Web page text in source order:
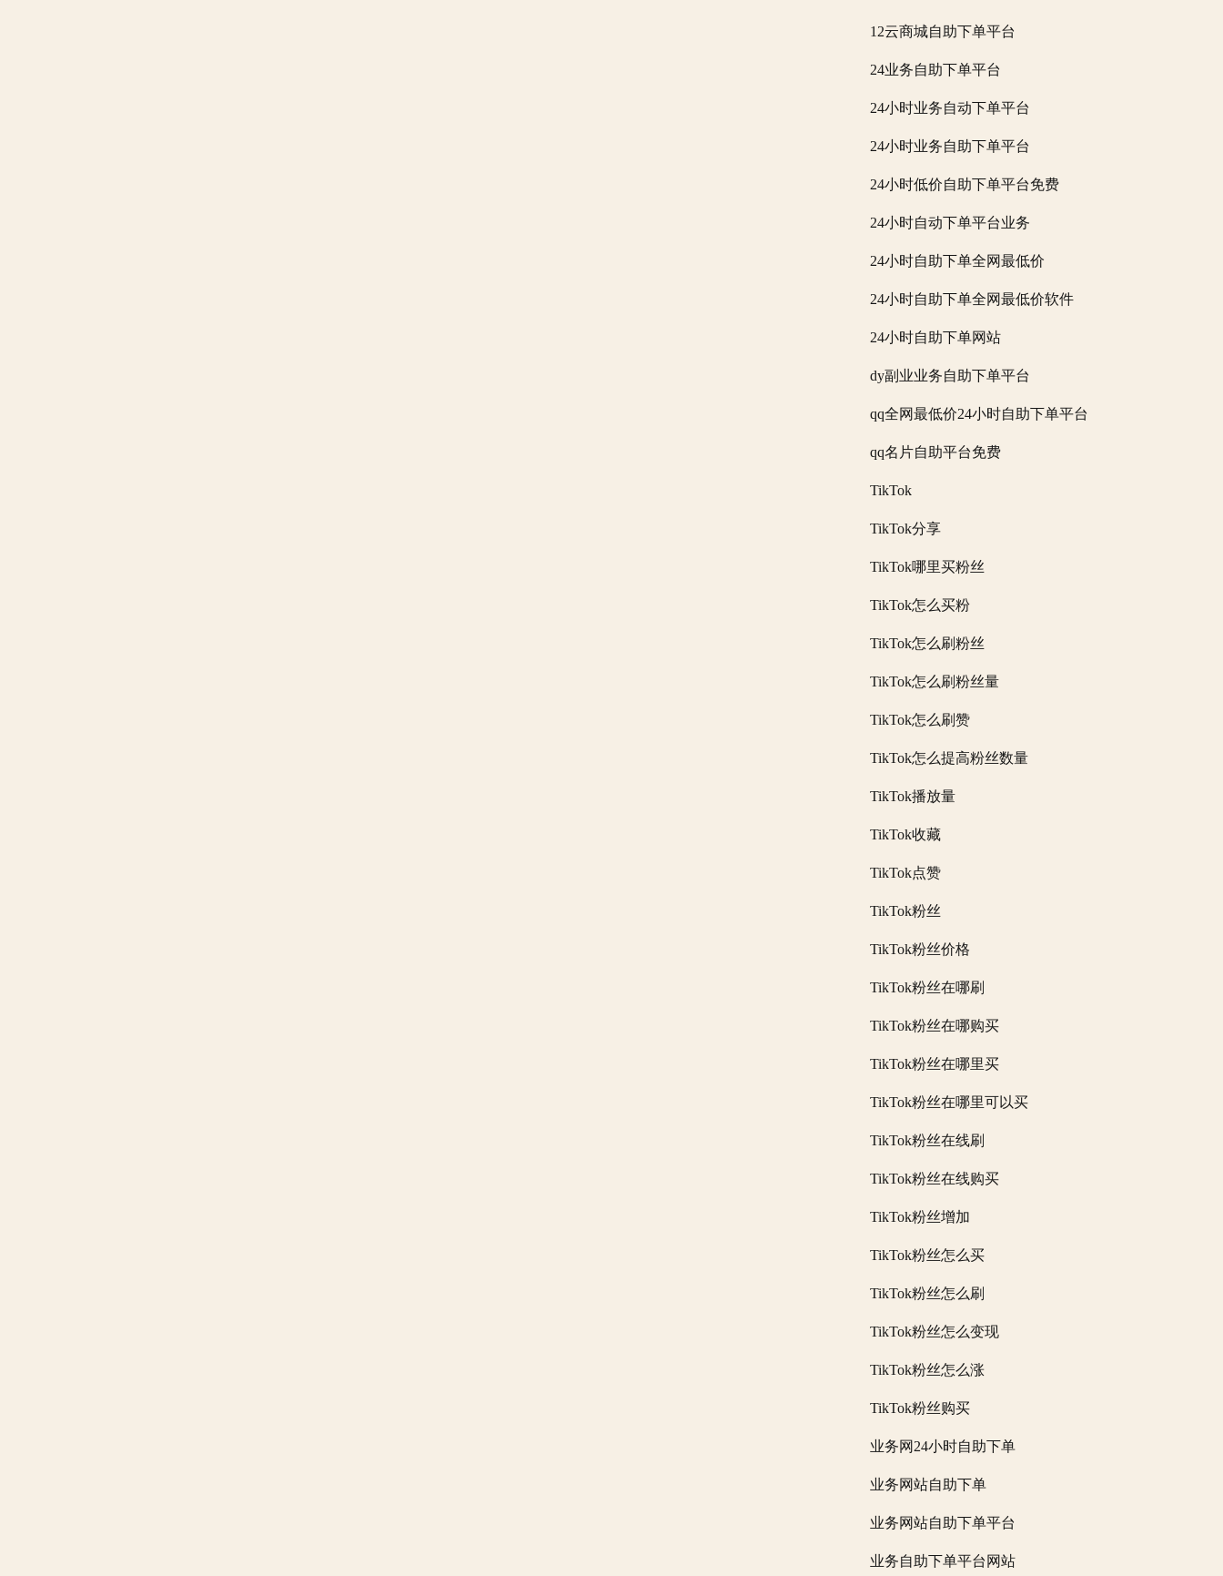
12云商城自助下单平台
24业务自助下单平台
24小时业务自动下单平台
24小时业务自助下单平台
24小时低价自助下单平台免费
24小时自动下单平台业务
24小时自助下单全网最低价
24小时自助下单全网最低价软件
24小时自助下单网站
dy副业业务自助下单平台
qq全网最低价24小时自助下单平台
qq名片自助平台免费
TikTok
TikTok分享
TikTok哪里买粉丝
TikTok怎么买粉
TikTok怎么刷粉丝
TikTok怎么刷粉丝量
TikTok怎么刷赞
TikTok怎么提高粉丝数量
TikTok播放量
TikTok收藏
TikTok点赞
TikTok粉丝
TikTok粉丝价格
TikTok粉丝在哪刷
TikTok粉丝在哪购买
TikTok粉丝在哪里买
TikTok粉丝在哪里可以买
TikTok粉丝在线刷
TikTok粉丝在线购买
TikTok粉丝增加
TikTok粉丝怎么买
TikTok粉丝怎么刷
TikTok粉丝怎么变现
TikTok粉丝怎么涨
TikTok粉丝购买
业务网24小时自助下单
业务网站自助下单
业务网站自助下单平台
业务自助下单平台网站